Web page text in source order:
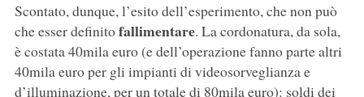
Scontato, dunque, l’esito dell’esperimento, che non può
che esser definitofallimentare. La cordonatura, da sola,
è costata 40mila euro (e dell’operazione fanno parte altri
40mila euro per gli impianti di videosorveglianza e
d’illuminazione, per un totale di 80mila euro): soldi dei